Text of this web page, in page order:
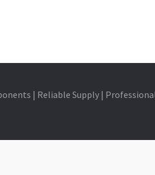
| Reliable Supply |